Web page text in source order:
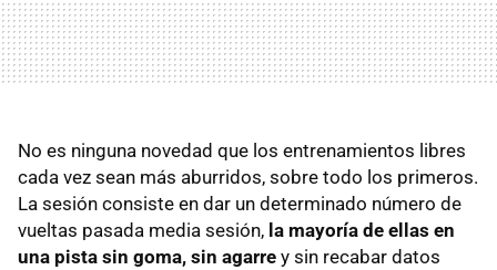
No es ninguna novedad que los entrenamientos libres
cada vez sean más aburridos, sobre todo los primeros.
La sesión consiste en dar un determinado número de
vueltas pasada media sesión, la mayoría de ellas en
una pista sin goma, sin agarre y sin recabar datos